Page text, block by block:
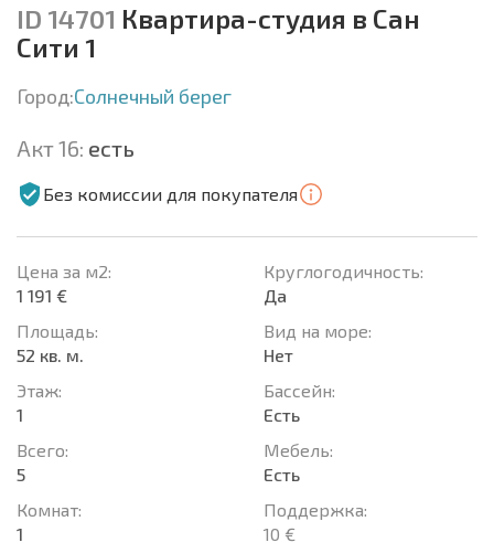
ID 14701 Квартира-студия в Сан
Сити 1
Город:Солнечный берег
Акт 16: есть
Без комиссии для покупателя
Цена за м2:
1 191 €
Площадь:
52 кв. м.
Этаж:
1
Всего:
5
Комнат:
1
Круглогодичность:
Да
Вид на море:
Нет
Басcейн:
Есть
Мебель:
Есть
Поддержка:
10 €